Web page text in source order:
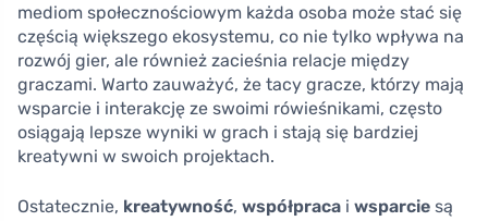
mediom społecznościowym każda osoba może stać się
częścią większego ekosystemu, co nie tylko wpływa na
rozwój gier, ale również zacieśnia relacje między
graczami. Warto zauważyć, że tacy gracze, którzy mają
wsparcie i interakcję ze swoimi rówieśnikami, często
osiągają lepsze wyniki w grach i stają się bardziej
kreatywni w swoich projektach.
Ostatecznie, kreatywność, współpraca i wsparcie są